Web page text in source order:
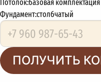
Фундамент:столбчатый
ПОЛУЧИТЬ